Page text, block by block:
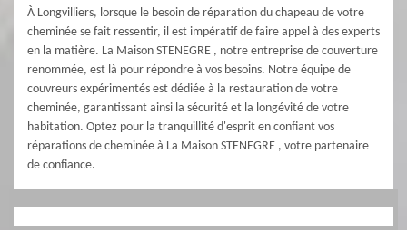
À Longvilliers, lorsque le besoin de réparation du chapeau de votre
cheminée se fait ressentir, il est impératif de faire appel à des experts
en la matière. La Maison STENEGRE , notre entreprise de couverture
renommée, est là pour répondre à vos besoins. Notre équipe de
couvreurs expérimentés est dédiée à la restauration de votre
cheminée, garantissant ainsi la sécurité et la longévité de votre
habitation. Optez pour la tranquillité d'esprit en confiant vos
réparations de cheminée à La Maison STENEGRE , votre partenaire
de confiance.